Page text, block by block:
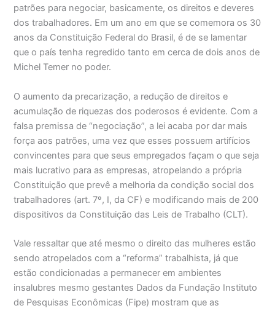
patrões para negociar, basicamente, os direitos e deveres
dos trabalhadores. Em um ano em que se comemora os 30
anos da Constituição Federal do Brasil, é de se lamentar
que o país tenha regredido tanto em cerca de dois anos de
Michel Temer no poder.
O aumento da precarização, a redução de direitos e
acumulação de riquezas dos poderosos é evidente. Com a
falsa premissa de “negociação”, a lei acaba por dar mais
força aos patrões, uma vez que esses possuem artifícios
convincentes para que seus empregados façam o que seja
mais lucrativo para as empresas, atropelando a própria
Constituição que prevê a melhoria da condição social dos
trabalhadores (art. 7º, I, da CF) e modificando mais de 200
dispositivos da Constituição das Leis de Trabalho (CLT).
Vale ressaltar que até mesmo o direito das mulheres estão
sendo atropelados com a “reforma” trabalhista, já que
estão condicionadas a permanecer em ambientes
insalubres mesmo gestantes Dados da Fundação Instituto
de Pesquisas Econômicas (Fipe) mostram que as